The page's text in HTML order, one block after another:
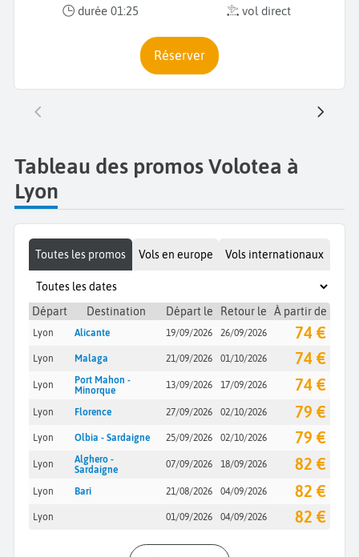
durée 01:25 vol direct
Réserver
Tableau des promos Volotea à
Lyon
Toutes les promos Vols en europe Vols internationaux
Départ Destination Départ le Retour le À partir de
Lyon Alicante 19/09/2026 26/09/2026 74 €
Lyon Malaga 21/09/2026 01/10/2026 74 €
Lyon
Port Mahon -
Minorque
13/09/2026 17/09/2026 74 €
Lyon Florence 27/09/2026 02/10/2026 79 €
Lyon Olbia - Sardaigne 25/09/2026 02/10/2026 79 €
Lyon
Alghero -
Sardaigne
07/09/2026 18/09/2026 82 €
Lyon Bari 21/08/2026 04/09/2026 82 €
Lyon 01/09/2026 04/09/2026 82 €